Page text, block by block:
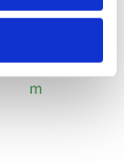
Impressu
m